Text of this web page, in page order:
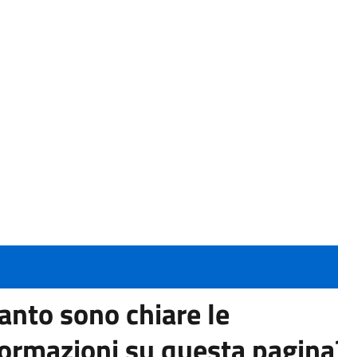
sono chiare le